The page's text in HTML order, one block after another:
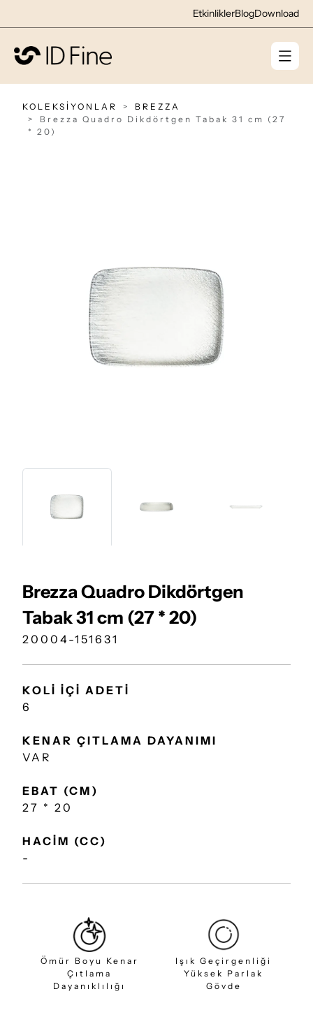
EtkinliklerBlogDownload
KOLEKSİYONLAR
BREZZA
Brezza Quadro Dikdörtgen Tabak 31 cm (27
* 20)
Brezza Quadro Dikdörtgen
Tabak 31 cm (27 * 20)
20004-151631
KOLİ İÇİ ADETİ
6
KENAR ÇITLAMA DAYANIMI
VAR
EBAT (CM)
27 * 20
HACİM (CC)
-
Ömür Boyu Kenar
Çıtlama
Dayanıklılığı
Işık Geçirgenliği
Yüksek Parlak
Gövde